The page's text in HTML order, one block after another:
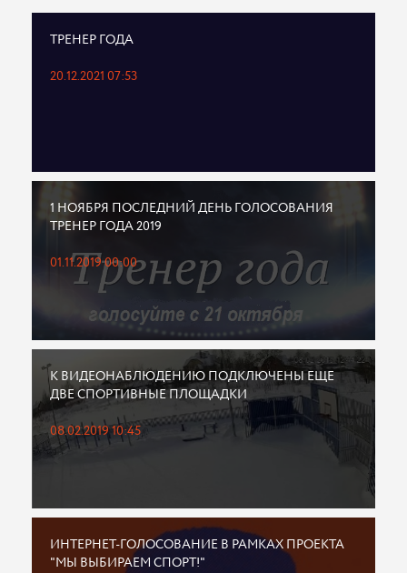
ТРЕНЕР ГОДА
20.12.2021 07:53
1 НОЯБРЯ ПОСЛЕДНИЙ ДЕНЬ ГОЛОСОВАНИЯ
ТРЕНЕР ГОДА 2019
01.11.2019 00:00
К ВИДЕОНАБЛЮДЕНИЮ ПОДКЛЮЧЕНЫ ЕЩЕ
ДВЕ СПОРТИВНЫЕ ПЛОЩАДКИ
08.02.2019 10:45
ИНТЕРНЕТ-ГОЛОСОВАНИЕ В РАМКАХ ПРОЕКТА
"МЫ ВЫБИРАЕМ СПОРТ!"